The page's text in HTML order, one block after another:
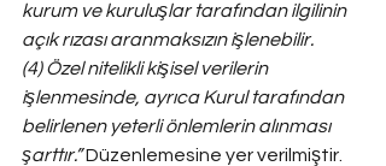
kurum ve kuruluşlar tarafından ilgilinin
açık rızası aranmaksızın işlenebilir.
(4) Özel nitelikli kişisel verilerin
işlenmesinde, ayrıca Kurul tarafından
belirlenen yeterli önlemlerin alınması
şarttır.” Düzenlemesine yer verilmiştir.